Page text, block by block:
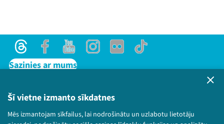
Šī vietne izmanto sīkdatnes
Mēs izmantojam sīkfailus, lai nodrošinātu un uzlabotu lietotāju
ThreadsFacebookYoutubeInstagram
Flick TikTok
Sazinies ar mums
Lietošanas noteikumi un sīkdatņu politika
Bērnu aizsardzības politika